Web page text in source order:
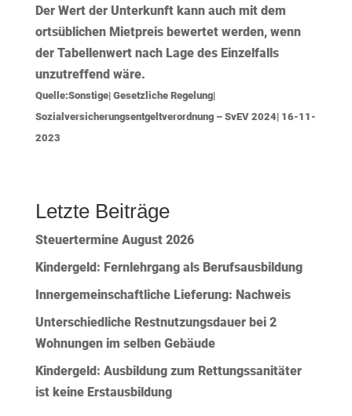
Der Wert der Unterkunft kann auch mit dem
ortsüblichen Mietpreis bewertet werden, wenn
der Tabellenwert nach Lage des Einzelfalls
unzutreffend wäre.
Quelle:Sonstige| Gesetzliche Regelung|
Sozialversicherungsentgeltverordnung – SvEV 2024| 16-11-
2023
Letzte Beiträge
Steuertermine August 2026
Kindergeld: Fernlehrgang als Berufsausbildung
Innergemeinschaftliche Lieferung: Nachweis
Unterschiedliche Restnutzungsdauer bei 2
Wohnungen im selben Gebäude
Kindergeld: Ausbildung zum Rettungssanitäter
ist keine Erstausbildung